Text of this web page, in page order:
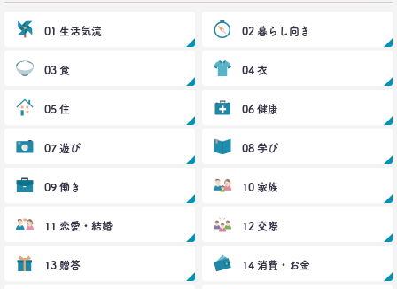
「何を見ているのか言ってごらんなさい。あなたが
どんな人だか言ってみせましょう」
一覧を見る
01 生活気流 02 暮らし向き
03 食 04 衣
05 住 06 健康
07 遊び 08 学び
09 働き 10 家族
11 恋愛・結婚 12 交際
13 贈答 14 消費・お金